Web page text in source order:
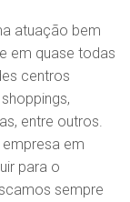
atuação bem
em quase todas
centros
entre outros.
em
para o
sempre